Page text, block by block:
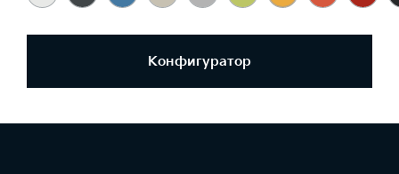
Конфигуратор